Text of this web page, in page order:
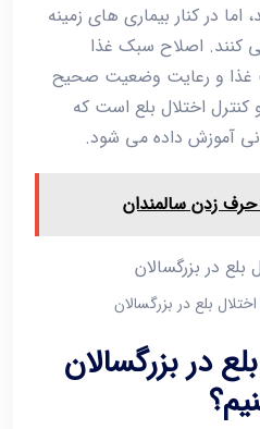
در کنار بیماری ‌های زمینه
‌کنند. اصلاح سبک غذا
غذا و رعایت وضعیت صحیح
اختلال بلع است که
آموزش داده می ‌شود.
زدن سالمندان
بلع در بزرگسالان
در بزرگسالان